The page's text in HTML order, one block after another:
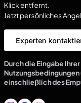
Klick entfernt.
Jetzt persönliches
Experten
Durch die Eingabe
einschließlich des